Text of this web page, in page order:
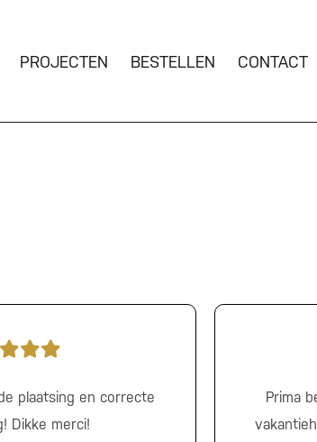
PROJECTEN BESTELLEN CONTACT
plaatsing en correcte
Dikke merci!
Prima